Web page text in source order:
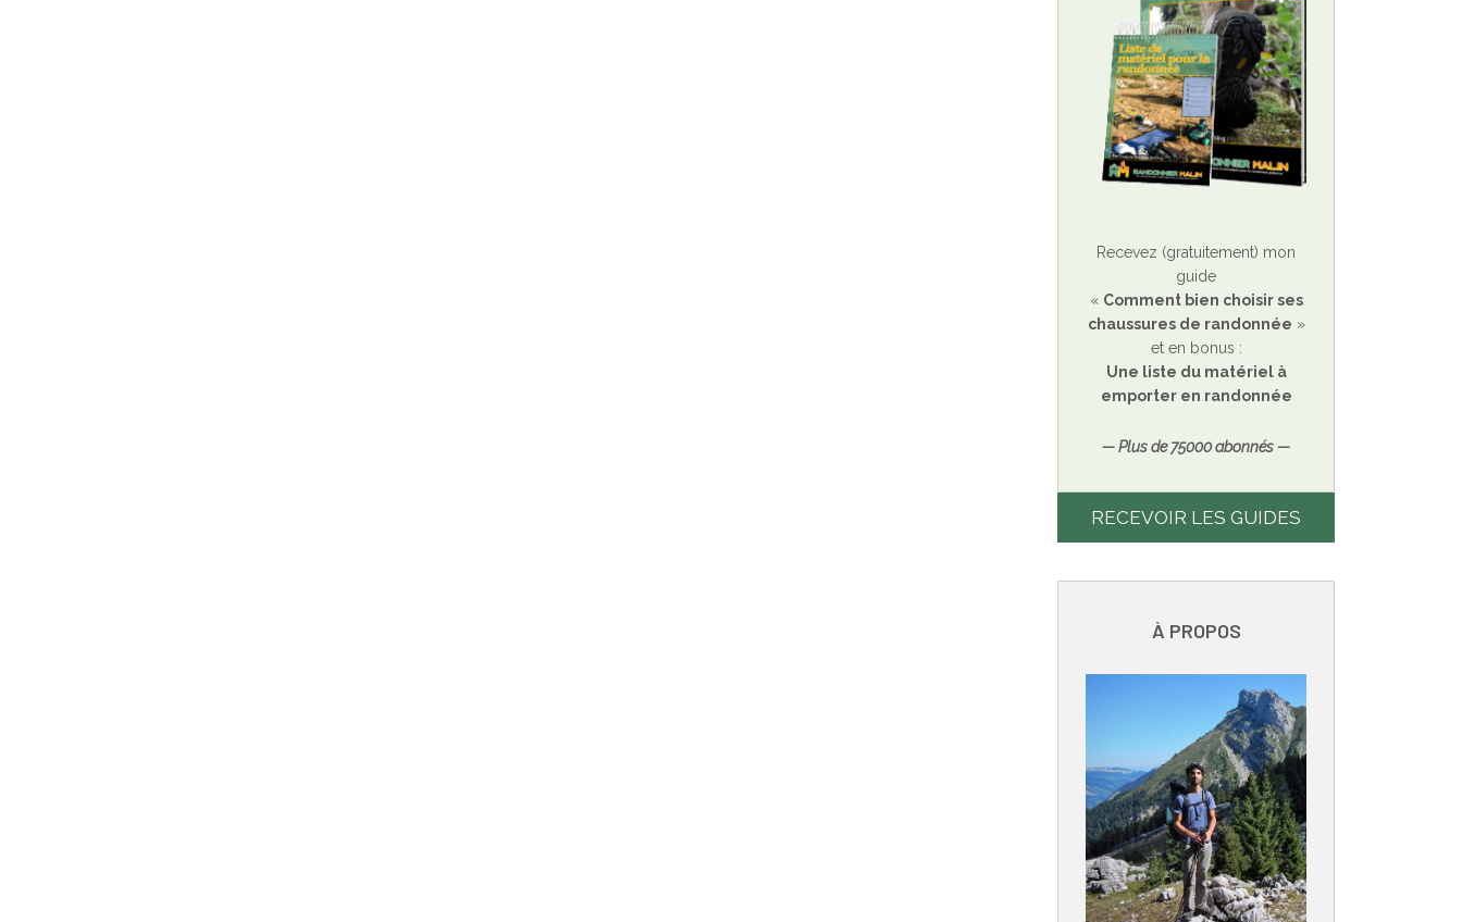
Recevez (gratuitement) mon
guide
« Comment bien choisir ses
chaussures de randonnée »
et en bonus :
Une liste du matériel à
emporter en randonnée
— Plus de 75000 abonnés —
RECEVOIR LES GUIDES
À PROPOS